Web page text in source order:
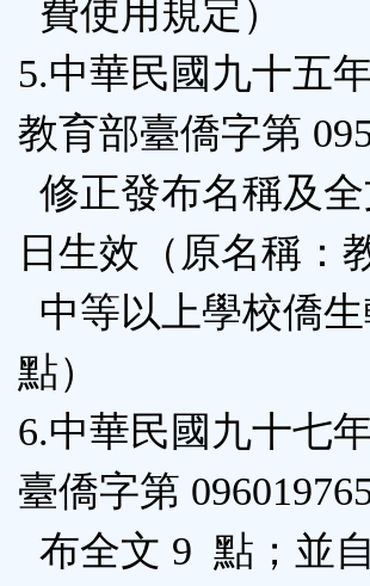
費使用規定）
5.中華民國九十五
教育部臺僑字第
修正發布名稱及
日生效（原名稱：
中等以上學校僑
點）
6.中華民國九十七
臺僑字第
布全文 9 點；並